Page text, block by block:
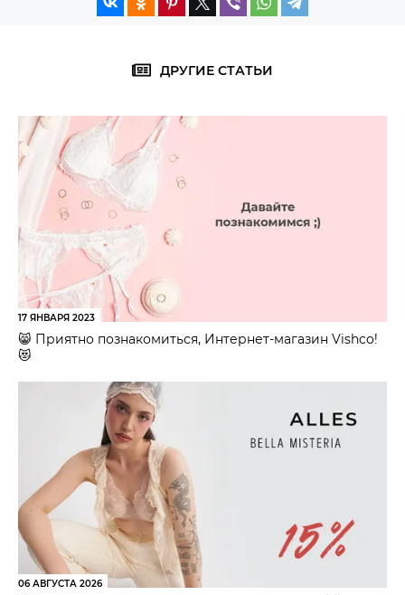
ДРУГИЕ СТАТЬИ
17 ЯНВАРЯ 2023
😸 Приятно познакомиться, Интернет-магазин Vishco!
😻
06 АВГУСТА 2026